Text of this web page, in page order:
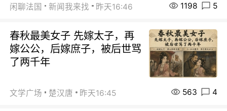
闲聊法国 新闻我来找 昨天16:46 1198 5
春秋最美女子 先嫁太子，再
嫁公公，后嫁庶子，被后世骂
了两千年
文学广场 楚汉唐 昨天16:45 563 4